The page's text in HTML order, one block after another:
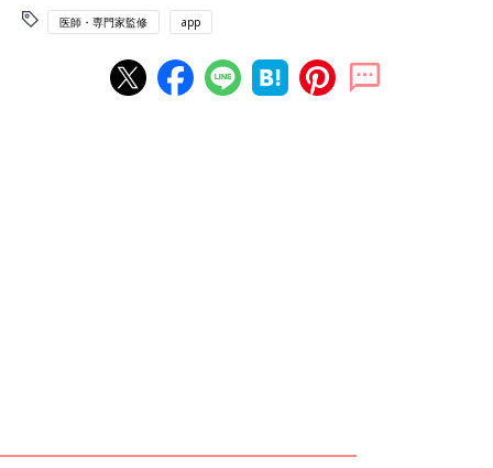
にわけていきましょう。
ただし、シートを切って1錠ずつバラバラにして保管するのは、
おすすめしません。薬の種類がわかりにくくなったり、小さな子
年齢が低いと服用できないケースもあります。兄弟姉妹間で同じ
医師・専門家監修 app